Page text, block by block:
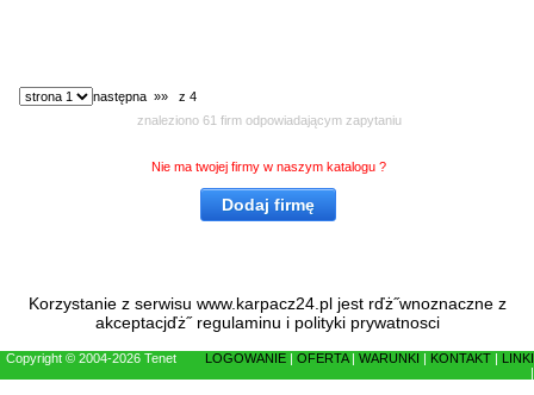
następna »» z 4
znaleziono 61 firm odpowiadającym zapytaniu
Nie ma twojej firmy w naszym katalogu ?
Dodaj firmę
Korzystanie z serwisu www.karpacz24.pl jest rďż˝wnoznaczne z
akceptacjďż˝ regulaminu i polityki prywatnosci
Copyright © 2004-2026 Tenet LOGOWANIE OFERTA| WARUNKI KONTAKT
LINKI